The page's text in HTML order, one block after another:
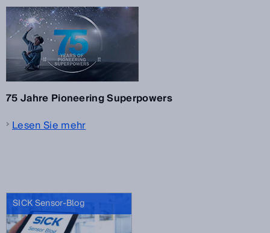
75 Jahre Pioneering Superpowers
Lesen Sie mehr
SICK Sensor-Blog